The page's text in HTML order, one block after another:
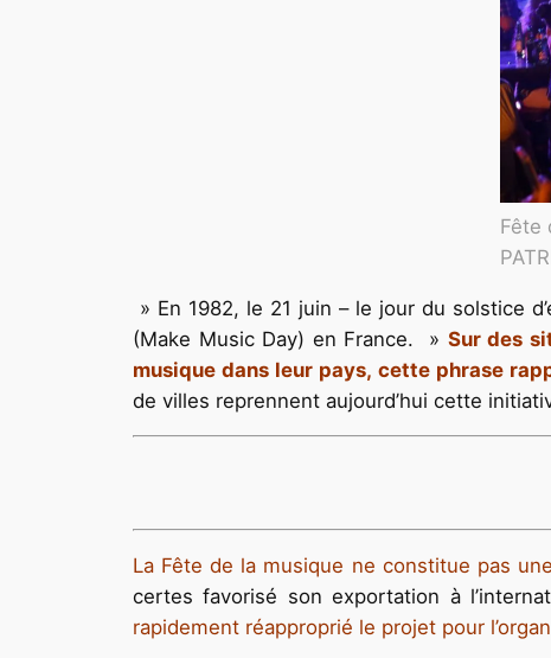
Fête
» En 1982, le 21 juin – le jour du solstice
(Make Music Day) en France. » Sur des
musique dans leur pays, cette phrase
de villes reprennent aujourd’hui cette
La Fête de la musique ne constitue pas
certes favorisé son exportation à
rapidement réapproprié le projet pour